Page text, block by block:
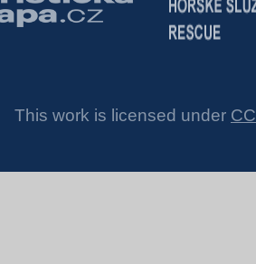
This work is licensed under